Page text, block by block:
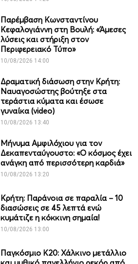
Παρέμβαση Κωνσταντίνου
Κεφαλογιάννη στη Βουλή: «Άμεσες
λύσεις και στήριξη στον
Περιφερειακό Τύπο»
10/08/2026 14:00
Δραματική διάσωση στην Κρήτη:
Ναυαγοσώστης βούτηξε στα
τεράστια κύματα και έσωσε
γυναίκα (video)
10/08/2026 13:40
Μήνυμα Αμφιλόχιου για τον
Δεκαπενταύγουστο: «Ο κόσμος έχει
ανάγκη από περισσότερη καρδιά»
10/08/2026 13:20
Κρήτη: Παράνοια σε παραλία – 10
διασώσεις σε 45 λεπτά ενώ
κυμάτιζε η κόκκινη σημαία!
10/08/2026 13:00
Παγκόσμιο Κ20: Χάλκινο μετάλλιο